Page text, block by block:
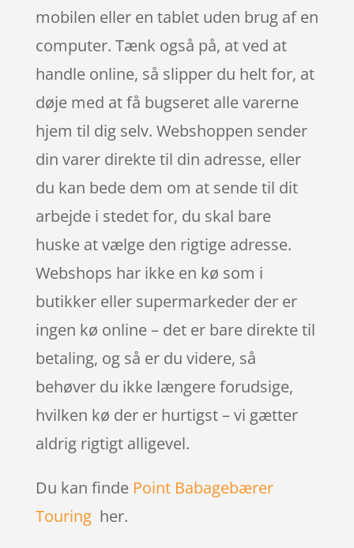
mobilen eller en tablet uden brug af en
computer. Tænk også på, at ved at
handle online, så slipper du helt for, at
døje med at få bugseret alle varerne
hjem til dig selv. Webshoppen sender
din varer direkte til din adresse, eller
du kan bede dem om at sende til dit
arbejde i stedet for, du skal bare
huske at vælge den rigtige adresse.
Webshops har ikke en kø som i
butikker eller supermarkeder der er
ingen kø online – det er bare direkte til
betaling, og så er du videre, så
behøver du ikke længere forudsige,
hvilken kø der er hurtigst – vi gætter
aldrig rigtigt alligevel.
Du kan finde Point Babagebærer
Touringher.